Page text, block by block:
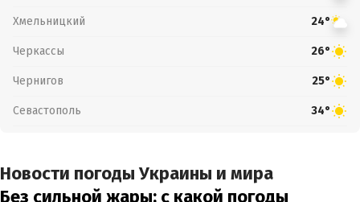
Хмельницкий 24°
Черкассы 26°
Чернигов 25°
Севастополь 34°
Новости погоды Украины и мира
Без сильной жары: с какой погоды